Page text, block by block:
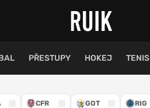
PŘESTUPY HOKEJ TENIS
CFR
GOT
RIG